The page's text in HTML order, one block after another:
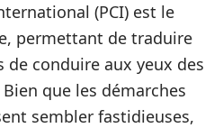
(PCI) est le
permettant de traduire
conduire aux yeux des
que les démarches
sembler fastidieuses,